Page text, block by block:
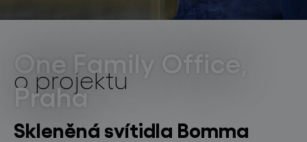
projekty
One Family Office,
Praha
o projektu
Skleněná svítidla Bomma